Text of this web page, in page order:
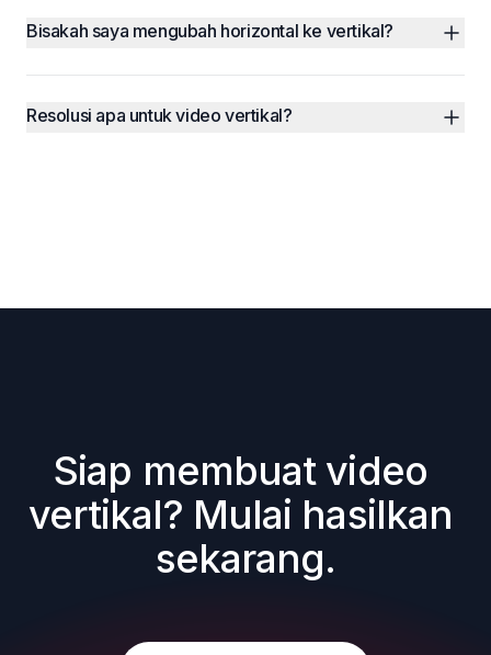
Bisakah saya mengubah horizontal ke vertikal?
Resolusi apa untuk video vertikal?
Siap membuat video
vertikal? Mulai hasilkan
sekarang.